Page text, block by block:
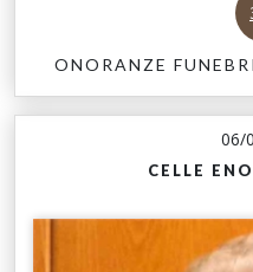
ONORANZE
06/
CELLE